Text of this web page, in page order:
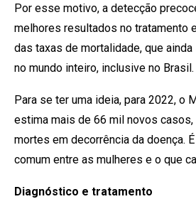
Por esse motivo, a detecção
melhores resultados no tratamento
das taxas de mortalidade, que
no mundo inteiro, inclusive no Brasil.
Para se ter uma ideia, para 2022, o
estima mais de 66 mil novos
mortes em decorrência da doença.
comum entre as mulheres e o que
Diagnóstico e tratamento